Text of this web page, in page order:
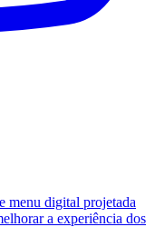
menu digital projetada
a experiência dos